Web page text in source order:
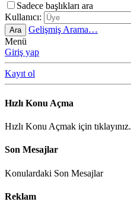
Sadece başlıkları ara
Kullanıcı:
Ara
Gelişmiş Arama…
Menü
Giriş yap
Kayıt ol
Hızlı Konu Açma
Hızlı Konu Açmak için tıklayınız.
Son Mesajlar
Konulardaki Son Mesajlar
Reklam